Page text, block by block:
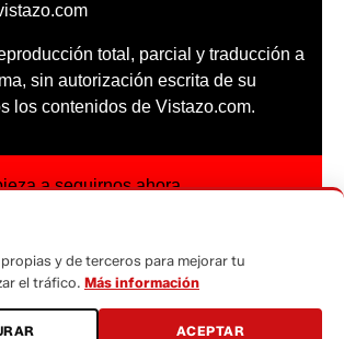
total, parcial y traducción a
sin autorización escrita de su
los contenidos de Vistazo.com.
a seguirnos ahora
ética
a:
y de terceros para mejorar tu
el tráfico. Más información
ACEPTAR